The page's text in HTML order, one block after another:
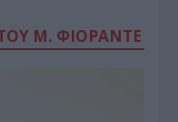
Μ. ΦΙΟΡΆΝΤΕ